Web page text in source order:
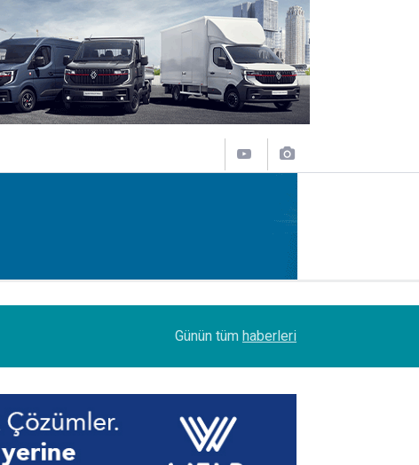
Petrol Ofisi Grubu 18. kez zirvede
Günün tüm haberleri